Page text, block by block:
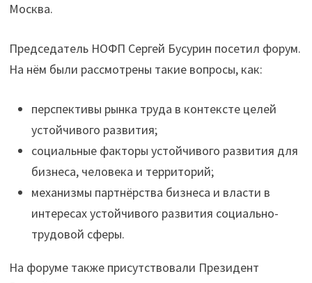
Москва.
Председатель НОФП Сергей Бусурин посетил форум.
На нём были рассмотрены такие вопросы, как:
перспективы рынка труда в контексте целей
устойчивого развития;
социальные факторы устойчивого развития для
бизнеса, человека и территорий;
механизмы партнёрства бизнеса и власти в
интересах устойчивого развития социально-
трудовой сферы.
На форуме также присутствовали Президент